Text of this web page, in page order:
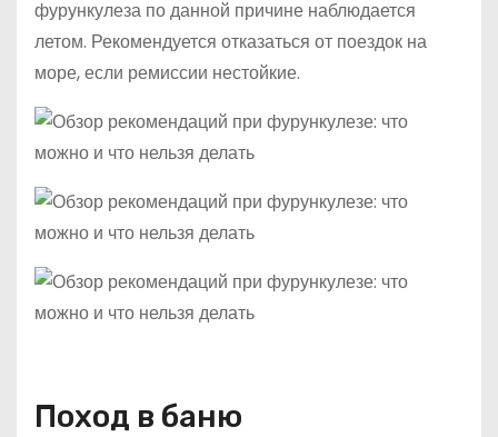
фурункулеза по данной причине наблюдается
летом. Рекомендуется отказаться от поездок на
море, если ремиссии нестойкие.
Поход в баню